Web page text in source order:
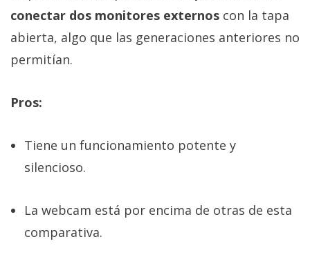
conectar dos monitores externos con la tapa
abierta, algo que las generaciones anteriores no
permitían.
Pros:
Tiene un funcionamiento potente y
silencioso.
La webcam está por encima de otras de esta
comparativa.